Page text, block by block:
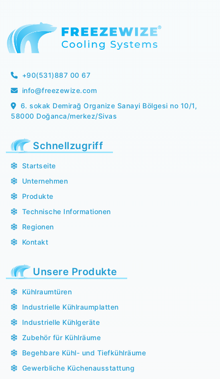
+90(531)887 00 67
info@freezewize.com
6. sokak Demirağ Organize Sanayi Bölgesi no 10/1,
58000 Doğanca/merkez/Sivas
Schnellzugriff
Startseite
Unternehmen
Produkte
Technische Informationen
Regionen
Kontakt
Unsere Produkte
Kühlraumtüren
Industrielle Kühlraumplatten
Industrielle Kühlgeräte
Zubehör für Kühlräume
Begehbare Kühl- und Tiefkühlräume
Gewerbliche Küchenausstattung